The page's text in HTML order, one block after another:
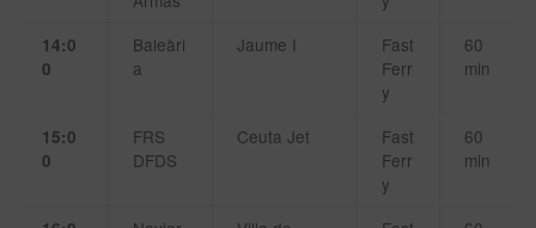
14:0
0
Baleàri
a
Jaume I
Fast
Ferr
y
60
min
15:0
0
FRS
DFDS
Ceuta Jet
Fast
Ferr
y
60
min